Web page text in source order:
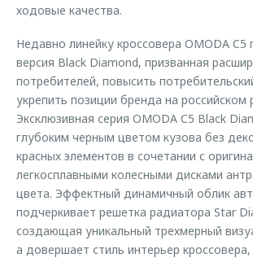
ходовые качества.
Недавно линейку кроссовера OMODA C5
версия Black Diamond, призванная
потребителей, повысить
укрепить позиции бренда на российском
Эксклюзивная серия OMODA C5 Black
глубоким черным цветом кузова без
красных элементов в сочетании с
легкосплавными колесными дисками
цвета. Эффектный динамичный облик
подчеркивает решетка радиатора Star
создающая уникальный трехмерный
а довершает стиль интерьер